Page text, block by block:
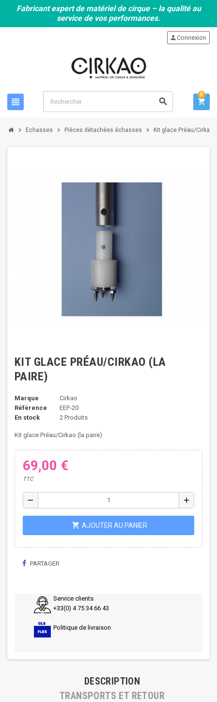
Fabricant expert de matériel de cirque – la qualité au
service de vos performances.
view_headline search
personConnexion
shopping_cart
0
chevron_right Echasses chevron_right Pièces détachées échasses chevron_right Kit glace Préau/Cirkao
KIT GLACE PRÉAU/CIRKAO (LA
PAIRE)
Marque
Cirkao
Référence
EEP-20
En stock
2 Produits
Kit glace Préau/Cirkao (la paire)
69,00 €
TTC
remove add
shopping_cart AJOUTER AU PANIER
PARTAGER
Service clients
+33(0) 4 75 34 66 43
Politique de livraison
DESCRIPTION
TRANSPORTS ET RETOUR